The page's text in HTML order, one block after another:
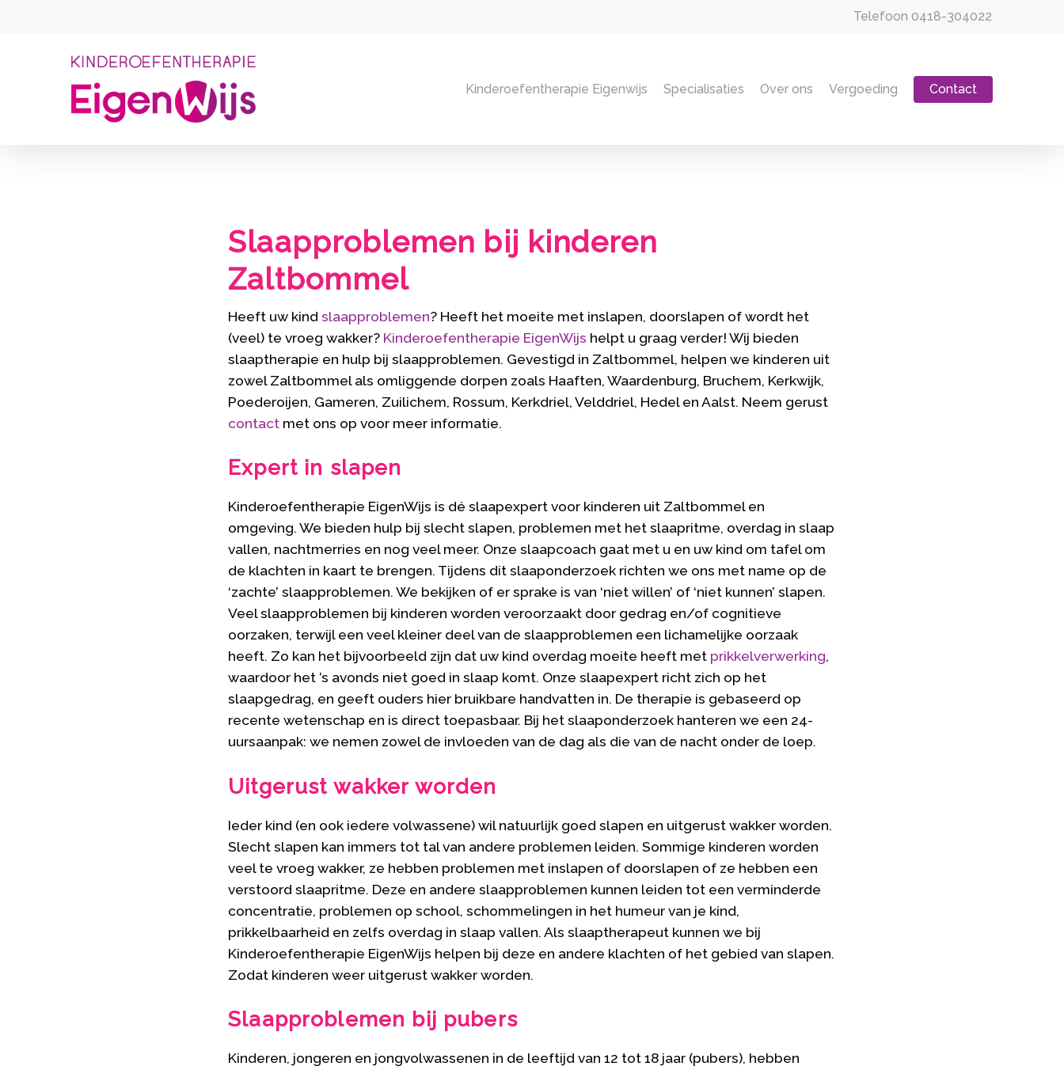
Telefoon 0418-304022
Kinderoefentherapie Eigenwijs Specialisaties Over ons Vergoeding Contact
Slaapproblemen bij kinderen
Zaltbommel
Heeft uw kindslaapproblemen? Heeft het moeite met inslapen, doorslapen of wordt het
(veel) te vroeg wakker? Kinderoefentherapie EigenWijs helpt u graag verder! Wij bieden
slaaptherapie en hulp bij slaapproblemen. Gevestigd in Zaltbommel, helpen we kinderen uit
zowel Zaltbommel als omliggende dorpen zoals Haaften, Waardenburg, Bruchem, Kerkwijk,
Poederoijen, Gameren, Zuilichem, Rossum, Kerkdriel, Velddriel, Hedel en Aalst. Neem gerust
contact met ons op voor meer informatie.
Expert in slapen
Kinderoefentherapie EigenWijs is dé slaapexpert voor kinderen uit Zaltbommel en
omgeving. We bieden hulp bij slecht slapen, problemen met het slaapritme, overdag in slaap
vallen, nachtmerries en nog veel meer. Onze slaapcoach gaat met u en uw kind om tafel om
de klachten in kaart te brengen. Tijdens dit slaaponderzoek richten we ons met name op de
‘zachte’ slaapproblemen. We bekijken of er sprake is van ‘niet willen’ of ‘niet kunnen’ slapen.
Veel slaapproblemen bij kinderen worden veroorzaakt door gedrag en/of cognitieve
oorzaken, terwijl een veel kleiner deel van de slaapproblemen een lichamelijke oorzaak
heeft. Zo kan het bijvoorbeeld zijn dat uw kind overdag moeite heeft met prikkelverwerking,
waardoor het ’s avonds niet goed in slaap komt. Onze slaapexpert richt zich op het
slaapgedrag, en geeft ouders hier bruikbare handvatten in. De therapie is gebaseerd op
recente wetenschap en is direct toepasbaar. Bij het slaaponderzoek hanteren we een 24-
uursaanpak: we nemen zowel de invloeden van de dag als die van de nacht onder de loep.
Uitgerust wakker worden
Ieder kind (en ook iedere volwassene) wil natuurlijk goed slapen en uitgerust wakker worden.
Slecht slapen kan immers tot tal van andere problemen leiden. Sommige kinderen worden
veel te vroeg wakker, ze hebben problemen met inslapen of doorslapen of ze hebben een
verstoord slaapritme. Deze en andere slaapproblemen kunnen leiden tot een verminderde
concentratie, problemen op school, schommelingen in het humeur van je kind,
prikkelbaarheid en zelfs overdag in slaap vallen. Als slaaptherapeut kunnen we bij
Kinderoefentherapie EigenWijs helpen bij deze en andere klachten of het gebied van slapen.
Zodat kinderen weer uitgerust wakker worden.
Slaapproblemen bij pubers
Kinderen, jongeren en jongvolwassenen in de leeftijd van 12 tot 18 jaar (pubers), hebben